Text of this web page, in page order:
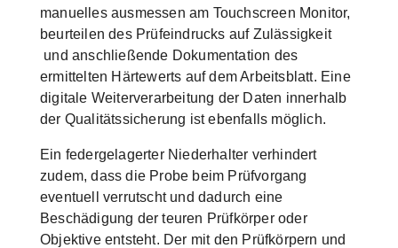
manuelles ausmessen am Touchscreen Monitor,
beurteilen des Prüfeindrucks auf Zulässigkeit
und anschließende Dokumentation des
ermittelten Härtewerts auf dem Arbeitsblatt. Eine
digitale Weiterverarbeitung der Daten innerhalb
der Qualitätssicherung ist ebenfalls möglich.
Ein federgelagerter Niederhalter verhindert
zudem, dass die Probe beim Prüfvorgang
eventuell verrutscht und dadurch eine
Beschädigung der teuren Prüfkörper oder
Objektive entsteht. Der mit den Prüfkörpern und